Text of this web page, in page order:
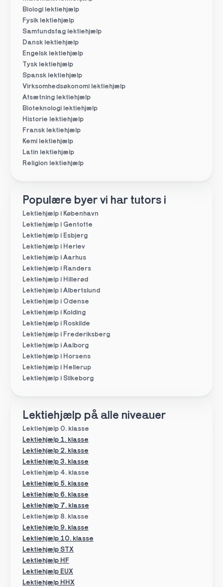
Biologi lektiehjælp
Fysik lektiehjælp
Samfundsfag lektiehjælp
Dansk lektiehjælp
Engelsk lektiehjælp
Tysk lektiehjælp
Spansk lektiehjælp
Virksomhedsøkonomi lektiehjælp
Afsætning lektiehjælp
Bioteknologi lektiehjælp
Historie lektiehjælp
Fransk lektiehjælp
Kemi lektiehjælp
Latin lektiehjælp
Religion lektiehjælp
Populære byer vi har tutors i
Lektiehjælp i København
Lektiehjælp i Gentofte
Lektiehjælp i Esbjerg
Lektiehjælp i Herlev
Lektiehjælp i Aarhus
Lektiehjælp i Randers
Lektiehjælp i Hillerød
Lektiehjælp i Albertslund
Lektiehjælp i Odense
Lektiehjælp i Kolding
Lektiehjælp i Roskilde
Lektiehjælp i Frederiksberg
Lektiehjælp i Aalborg
Lektiehjælp i Horsens
Lektiehjælp i Hellerup
Lektiehjælp i Silkeborg
Lektiehjælp på alle niveauer
Lektiehjælp 0. klasse
Lektiehjælp 4. klasse
Lektiehjælp 5. klasse
Lektiehjælp 8. klasse
Lektiehjælp 1. klasse
Lektiehjælp 6. klasse
Lektiehjælp 7. klasse
Lektiehjælp 2. klasse
Lektiehjælp 3. klasse
Lektiehjælp 9. klasse
Lektiehjælp 10. klasse
Lektiehjælp HF
Lektiehjælp EUX
Lektiehjælp STX
Lektiehjælp HHX